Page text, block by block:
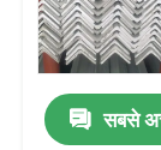
सबसे